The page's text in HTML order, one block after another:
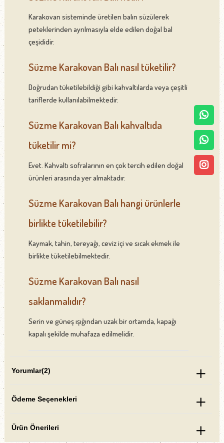
Karakovan sisteminde üretilen balın süzülerek
peteklerinden ayrılmasıyla elde edilen doğal bal
çeşididir.
Süzme Karakovan Balı nasıl tüketilir?
Doğrudan tüketilebildiği gibi kahvaltılarda veya çeşitli
tariflerde kullanılabilmektedir.
Süzme Karakovan Balı kahvaltıda
tüketilir mi?
Evet. Kahvaltı sofralarının en çok tercih edilen doğal
ürünleri arasında yer almaktadır.
Süzme Karakovan Balı hangi ürünlerle
birlikte tüketilebilir?
Kaymak, tahin, tereyağı, ceviz içi ve sıcak ekmek ile
birlikte tüketilebilmektedir.
Süzme Karakovan Balı nasıl
saklanmalıdır?
Serin ve güneş ışığından uzak bir ortamda, kapağı
kapalı şekilde muhafaza edilmelidir.
Yorumlar(2)
Ödeme Seçenekleri
Ürün Önerileri